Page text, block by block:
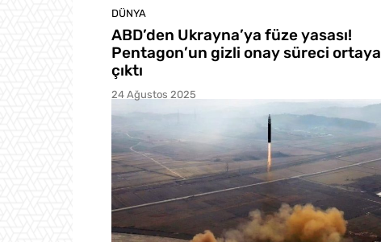
DÜNYA
ABD’den Ukrayna’ya füze yasası!
Pentagon’un gizli onay süreci ortaya
çıktı
24 Ağustos 2025